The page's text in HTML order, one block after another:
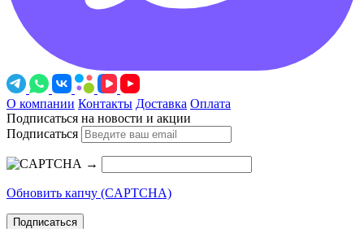
О компании Контакты Доставка Оплата
Подписаться на новости и акции
Подписаться
→
Обновить капчу (CAPTCHA)
Подписаться